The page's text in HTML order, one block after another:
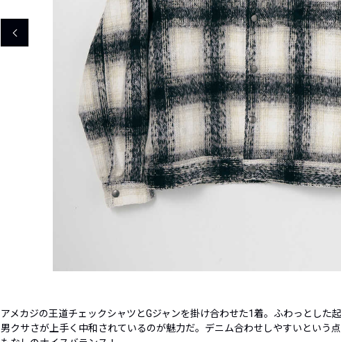
アメカジの王道チェックシャツとGジャンを掛け合わせた1着。ふわっとした
男クサさが上手く中和されているのが魅力だ。デニム合わせしやすいという